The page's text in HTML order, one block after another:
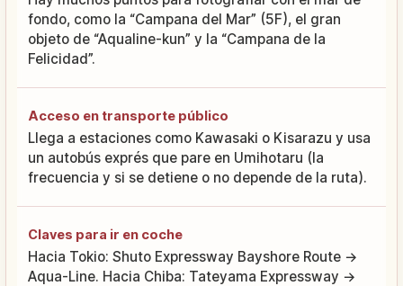
fondo, como la “Campana del Mar” (5F), el gran
objeto de “Aqualine-kun” y la “Campana de la
Felicidad”.
Acceso en transporte público
Llega a estaciones como Kawasaki o Kisarazu y usa
un autobús exprés que pare en Umihotaru (la
frecuencia y si se detiene o no depende de la ruta).
Claves para ir en coche
Hacia Tokio: Shuto Expressway Bayshore Route →
Aqua-Line. Hacia Chiba: Tateyama Expressway →